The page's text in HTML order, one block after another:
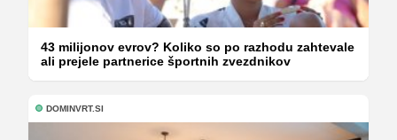
43 milijonov evrov? Koliko so po razhodu zahtevale
ali prejele partnerice športnih zvezdnikov
DOMINVRT.SI